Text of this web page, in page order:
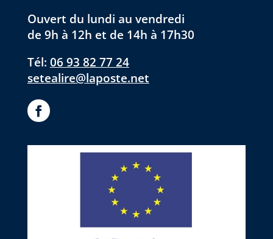
Ouvert du lundi au vendredi
de 9h à 12h et de 14h à 17h30
Tél: 06 93 82 77 24
setealire@laposte.net